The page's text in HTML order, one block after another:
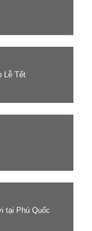
Lễ Tết
tại Phú Quốc